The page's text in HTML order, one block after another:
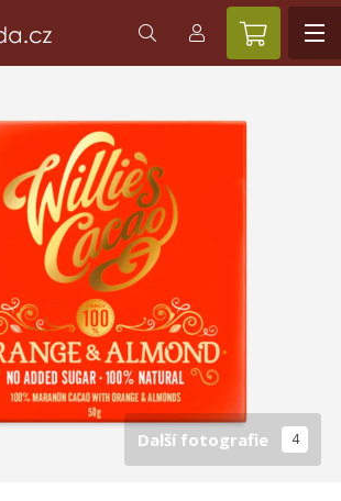
Další fotografie 4